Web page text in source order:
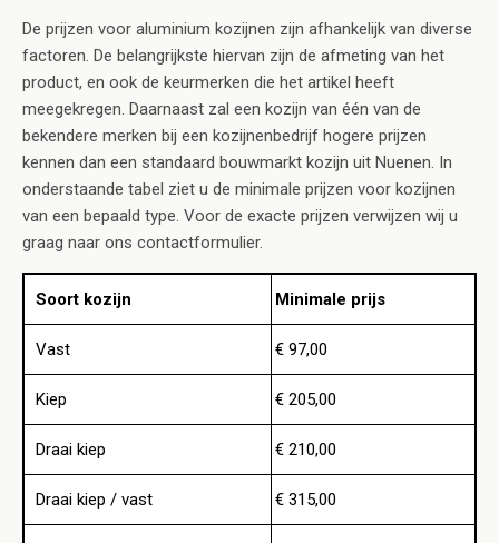
De prijzen voor aluminium kozijnen zijn afhankelijk van diverse
factoren. De belangrijkste hiervan zijn de afmeting van het
product, en ook de keurmerken die het artikel heeft
meegekregen. Daarnaast zal een kozijn van één van de
bekendere merken bij een kozijnenbedrijf hogere prijzen
kennen dan een standaard bouwmarkt kozijn uit Nuenen. In
onderstaande tabel ziet u de minimale prijzen voor kozijnen
van een bepaald type. Voor de exacte prijzen verwijzen wij u
graag naar ons contactformulier.
Soort kozijn Minimale prijs
Vast € 97,00
Kiep € 205,00
Draai kiep € 210,00
Draai kiep / vast € 315,00